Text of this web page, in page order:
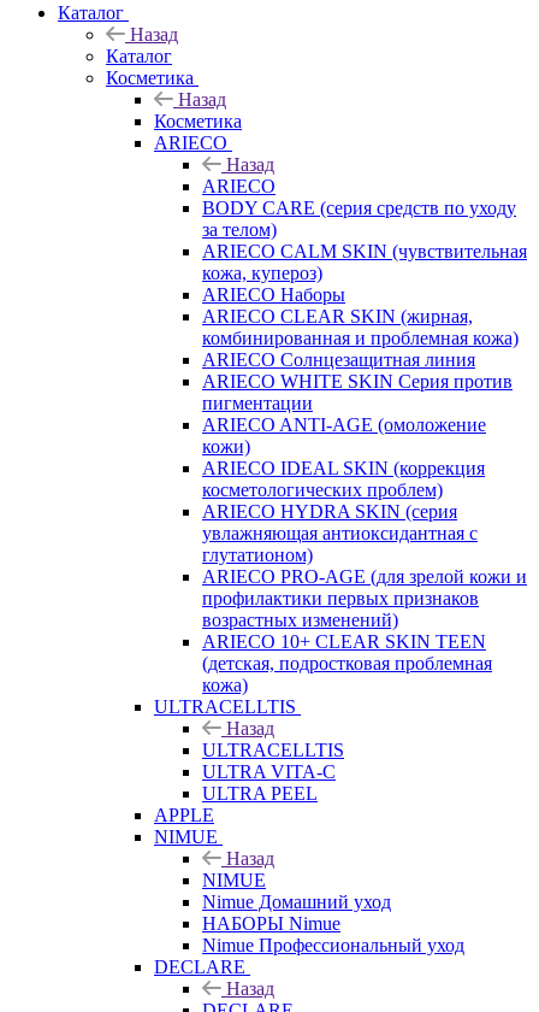
Каталог
Назад
Каталог
Косметика
Назад
Косметика
ARIECO
Назад
ARIECO
BODY CARE (серия средств по уходу
за телом)
ARIECO CALM SKIN (чувствительная
кожа, купероз)
ARIECO Наборы
ARIECO CLEAR SKIN (жирная,
комбинированная и проблемная кожа)
ARIECO Солнцезащитная линия
ARIECO WHITE SKIN Серия против
пигментации
ARIECO ANTI-AGE (омоложение
кожи)
ARIECO IDEAL SKIN (коррекция
косметологических проблем)
ARIECO HYDRA SKIN (серия
увлажняющая антиоксидантная с
глутатионом)
ARIECO PRO-AGE (для зрелой кожи и
профилактики первых признаков
возрастных изменений)
ARIECO 10+ CLEAR SKIN TEEN
(детская, подростковая проблемная
кожа)
ULTRACELLTIS
Назад
ULTRACELLTIS
ULTRA VITA-C
ULTRA PEEL
APPLE
NIMUE
Назад
NIMUE
Nimue Домашний уход
НАБОРЫ Nimue
Nimue Профессиональный уход
DECLARE
Назад